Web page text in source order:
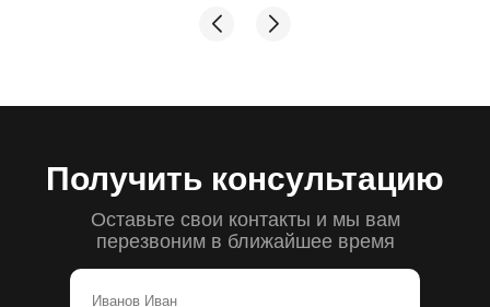
Получить консультацию
Оставьте свои контакты и мы вам
перезвоним в ближайшее время